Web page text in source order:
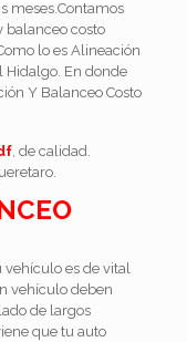
meses.Contamos
balanceo costo
lo es Alineación
Hidalgo. En donde
Y Balanceo Costo
, de calidad.
vehículo es de vital
vehículo deben
de largos
que tu auto